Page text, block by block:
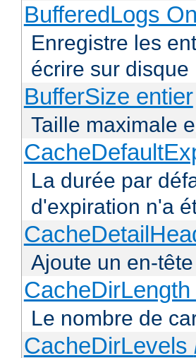
BufferedLogs
Enregistre les
écrire sur disque
BufferSize entier
Taille maximale
La durée par
d'expiration n'a
Ajoute un en-
CacheDirLength
Le nombre de
CacheDirLevels